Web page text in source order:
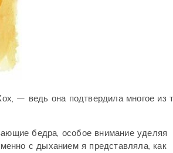
— ведь она подтвердила многое из
бедра, особое внимание уделяя
с дыханием я представляла, как